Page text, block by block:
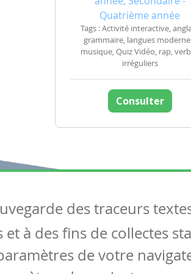
Quatrième année
Tags : Activité interactive,
grammaire, langues
musique, Quiz Vidéo, rap,
irréguliers
Consulter
Articles
Tous les articles
Articles DYS
des traceurs
à des fins de collectes
de votre